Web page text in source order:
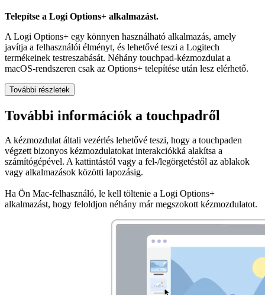
Telepítse a Logi Options+ alkalmazást.
A Logi Options+ egy könnyen használható alkalmazás, amely
javítja a felhasználói élményt, és lehetővé teszi a Logitech
termékeinek testreszabását. Néhány touchpad-kézmozdulat a
macOS-rendszeren csak az Options+ telepítése után lesz elérhető.
További részletek
További információk a touchpadről
A kézmozdulat általi vezérlés lehetővé teszi, hogy a touchpaden
végzett bizonyos kézmozdulatokat interakciókká alakítsa a
számítógépével. A kattintástól vagy a fel-/legörgetéstől az ablakok
vagy alkalmazások közötti lapozásig.
Ha Ön Mac-felhasználó, le kell töltenie a Logi Options+
alkalmazást, hogy feloldjon néhány már megszokott kézmozdulatot.